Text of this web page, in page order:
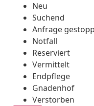
Neu
Suchend
Anfrage
Notfall
Reserviert
Vermittelt
Endpflege
Gnadenhof
Verstorben